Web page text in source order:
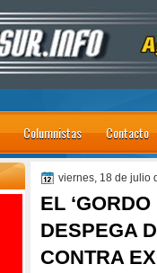
Columnistas Contacto
viernes, 18 de julio
EL
DESPEGA
CONTRA